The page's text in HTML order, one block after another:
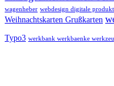
wagenheber webdesign digitale
Weihnachtskarten Grußkarten
Typo3 werkbank werkbaenke